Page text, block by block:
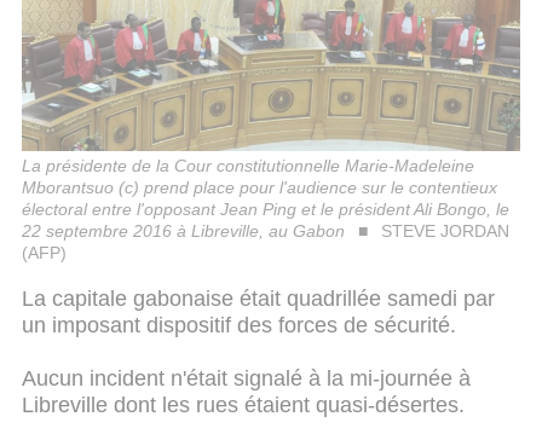
La présidente de la Cour constitutionnelle Marie-Madeleine
Mborantsuo (c) prend place pour l'audience sur le contentieux
électoral entre l'opposant Jean Ping et le président Ali Bongo, le
22 septembre 2016 à Libreville, au Gabon
STEVE JORDAN
(AFP)
La capitale gabonaise était quadrillée samedi par
un imposant dispositif des forces de sécurité.
Aucun incident n'était signalé à la mi-journée à
Libreville dont les rues étaient quasi-désertes.